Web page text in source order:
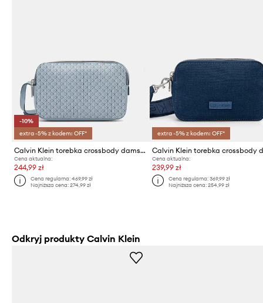
-10%
extra -5% z kodem: OFF*
Calvin Klein torebka crossbody damska z imitacji skóry
Cena aktualna:
244,99 zł
Cena regularna:469,99 zł
Najniższa cena:274,99 zł
extra -5% z kodem: OFF*
Cena aktualna:
239,99 zł
Cena regularna: 369,99 zł
Najniższa cena: 254,99 zł
Odkryj produkty Calvin Klein